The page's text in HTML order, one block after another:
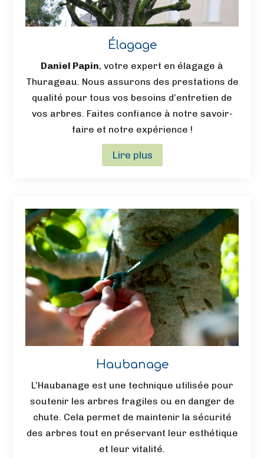
Élagage
Daniel Papin, votre expert en élagage à
Thurageau. Nous assurons des prestations de
qualité pour tous vos besoins d’entretien de
vos arbres. Faites confiance à notre savoir-
faire et notre expérience !
Lire plus
Haubanage
L’Haubanage est une technique utilisée pour
soutenir les arbres fragiles ou en danger de
chute. Cela permet de maintenir la sécurité
des arbres tout en préservant leur esthétique
et leur vitalité.